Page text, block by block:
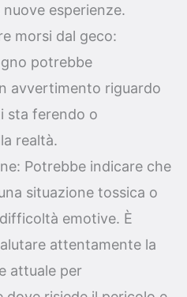
esperienze.
morsi dal geco:
potrebbe
avvertimento riguardo
sta ferendo o
realtà.
Potrebbe indicare che
situazione tossica o
emotive. È
attentamente la
attuale per